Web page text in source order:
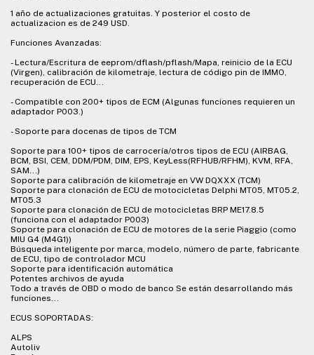
1 año de actualizaciones gratuitas. Y posterior el costo de
actualizacion es de 249 USD.
Funciones Avanzadas:
- Lectura/Escritura de eeprom/dflash/pflash/Mapa, reinicio de la ECU
(Virgen), calibración de kilometraje, lectura de código pin de IMMO,
recuperación de ECU...
- Compatible con 200+ tipos de ECM (Algunas funciones requieren un
adaptador P003.)
- Soporte para docenas de tipos de TCM
Soporte para 100+ tipos de carrocería/otros tipos de ECU (AIRBAG,
BCM, BSI, CEM, DDM/PDM, DIM, EPS, KeyLess(RFHUB/RFHM), KVM, RFA,
SAM...)
Soporte para calibración de kilometraje en VW DQXXX (TCM)
Soporte para clonación de ECU de motocicletas Delphi MT05, MT05.2,
MT05.3
Soporte para clonación de ECU de motocicletas BRP ME17.8.5
(funciona con el adaptador P003)
Soporte para clonación de ECU de motores de la serie Piaggio (como
MIU G4 (M4G1))
Búsqueda inteligente por marca, modelo, número de parte, fabricante
de ECU, tipo de controlador MCU
Soporte para identificación automática
Potentes archivos de ayuda
Todo a través de OBD o modo de banco Se están desarrollando más
funciones...
ECUS SOPORTADAS:
ALPS
Autoliv